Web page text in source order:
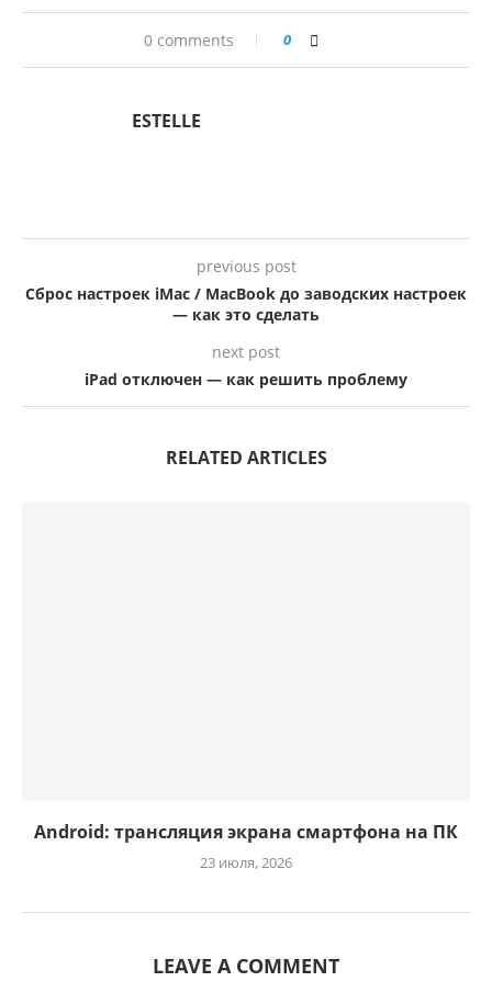
0 comments 0
ESTELLE
previous post
Сброс настроек iMac / MacBook до заводских настроек
— как это сделать
next post
iPad отключен — как решить проблему
RELATED ARTICLES
Android: трансляция экрана смартфона на ПК
23 июля, 2026
LEAVE A COMMENT